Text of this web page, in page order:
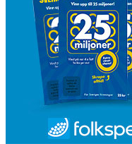
HITTA HIT